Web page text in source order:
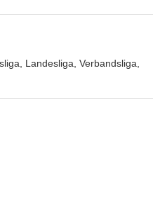
Landesliga, Verbandsliga,